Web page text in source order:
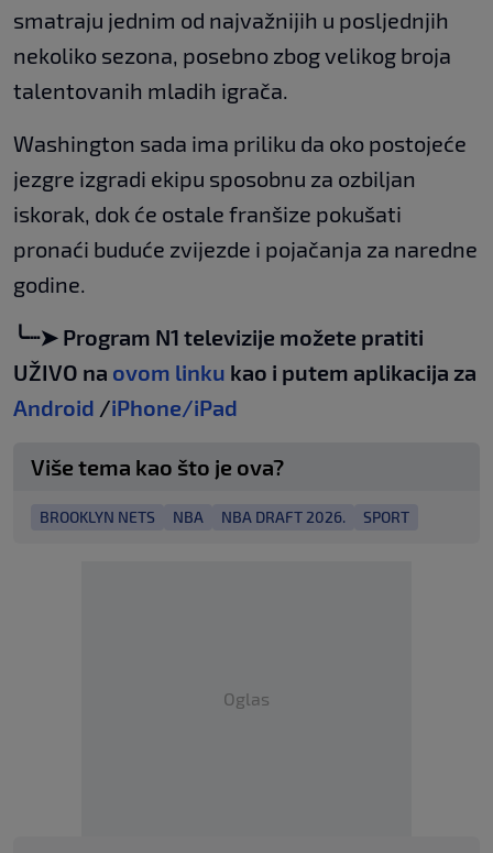
smatraju jednim od najvažnijih u posljednjih
nekoliko sezona, posebno zbog velikog broja
talentovanih mladih igrača.
Washington sada ima priliku da oko postojeće
jezgre izgradi ekipu sposobnu za ozbiljan
iskorak, dok će ostale franšize pokušati
pronaći buduće zvijezde i pojačanja za naredne
godine.
╰┈➤ Program N1 televizije možete pratiti
UŽIVO na ovom linku kao i putem aplikacija za
Android /iPhone/iPad
Više tema kao što je ova?
BROOKLYN NETS NBA NBA DRAFT 2026. SPORT
Oglas